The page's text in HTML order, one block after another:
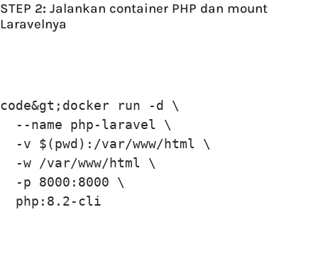
STEP 2: Jalankan container PHP dan mount
Laravelnya
code&gt;docker run -d \
--name php-laravel \
-v $(pwd):/var/www/html \
-w /var/www/html \
-p 8000:8000 \
php:8.2-cli